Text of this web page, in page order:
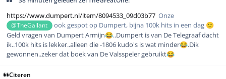
https://www.dumpert.nl/item/8094533_09d03b77 Onze
@TheGallant ook gespot op Dumpert, bijna 100k hits in een dag 🙂
Geld vragen van Dumpert Armijn😂..Dumpert is van De Telegraaf dacht
ik..100k hits is lekker..alleen die -1806 kudo's is wat minder😂.Dik
gewonnen..zeker dat boek van De Valsspeler gebruikt😂
Citeren